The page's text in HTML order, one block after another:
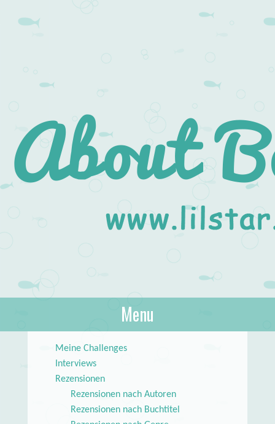
About Books
lilstar.de
Menu
Meine Challenges
Interviews
Rezensionen
Rezensionen nach Autoren
Rezensionen nach Buchtitel